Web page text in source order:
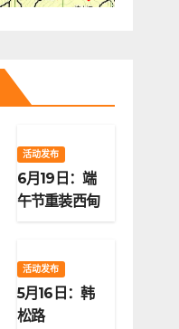
活动发布
6月19日：端
午节重装西甸
活动发布
5月16日：韩
松路